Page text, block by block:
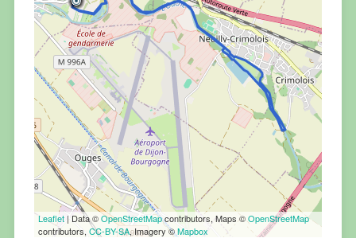
Leaflet| Data ©OpenStreetMapcontributors, Maps ©OpenStreetMap
contributors, CC-BY-SA, Imagery ©Mapbox